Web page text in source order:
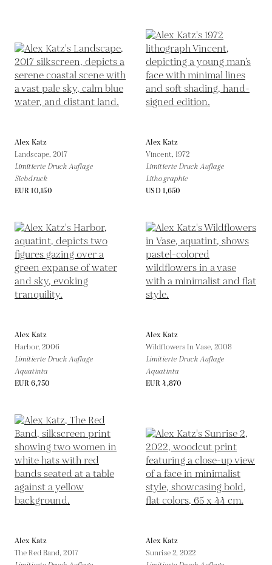
Alex Katz
Landscape,2017
Limitierte Druck Auflage
Siebdruck
EUR 10,150
Alex Katz
Vincent, 1972
Limitierte Druck Auflage
Lithographie
USD 1,650
Alex Katz
Harbor, 2006
Limitierte Druck Auflage
Aquatinta
EUR 6,750
Alex Katz
Wildflowers In Vase,2008
Limitierte Druck Auflage
Aquatinta
EUR 4,870
Alex Katz
The Red Band,2017
Alex Katz
Sunrise 2,2022